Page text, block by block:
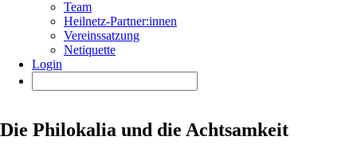
Team
Heilnetz-Partner:innen
Vereinssatzung
Netiquette
Login
Die Philokalia und die Achtsamkeit